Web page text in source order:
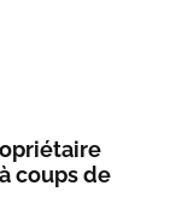
coups de